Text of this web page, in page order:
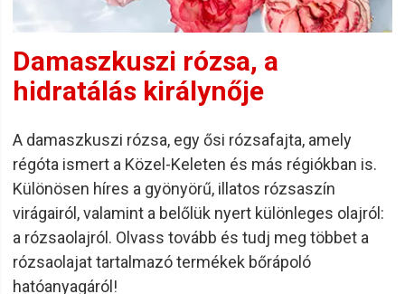
Damaszkuszi rózsa, a
hidratálás királynője
A damaszkuszi rózsa, egy ősi rózsafajta, amely
régóta ismert a Közel-Keleten és más régiókban is.
Különösen híres a gyönyörű, illatos rózsaszín
virágairól, valamint a belőlük nyert különleges olajról:
a rózsaolajról. Olvass tovább és tudj meg többet a
rózsaolajat tartalmazó termékek bőrápoló
hatóanyagáról!